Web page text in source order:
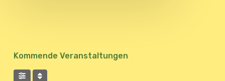
Kommende Veranstaltungen